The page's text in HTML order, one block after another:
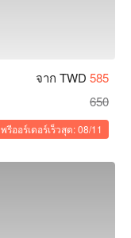
จาก TWD 585
650
พรีออร์เดอร์เร็วสุด: 08/11